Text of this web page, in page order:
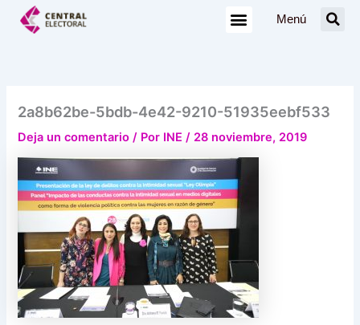
Menú
2a8b62be-5bdb-4e42-9210-51935eebf533
Deja un comentario / Por INE/ 28 noviembre, 2019